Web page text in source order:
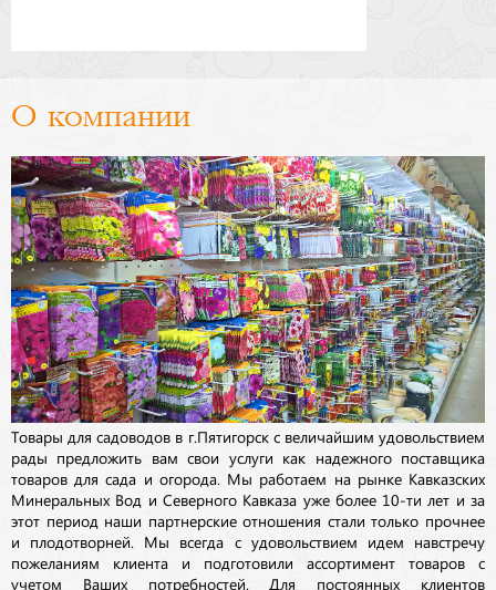
О компании
Товары для садоводов в г.Пятигорск с величайшим удовольствием
рады предложить вам свои услуги как надежного поставщика
товаров для сада и огорода. Мы работаем на рынке Кавказских
Минеральных Вод и Северного Кавказа уже более 10-ти лет и за
этот период наши партнерские отношения стали только прочнее
и плодотворней. Мы всегда с удовольствием идем навстречу
пожеланиям клиента и подготовили ассортимент товаров с
учетом Ваших потребностей. Для постоянных клиентов